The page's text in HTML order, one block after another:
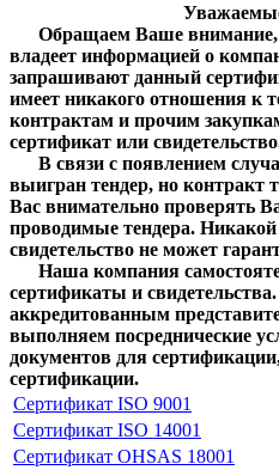
Обращаем Ваше внимание,
владеет информацией о
запрашивают данный
имеет никакого отношения к
контрактам и прочим
сертификат или
В связи с появлением
выигран тендер, но контракт
Вас внимательно проверять
проводимые тендера. Никакой
свидетельство не может
Наша компания
сертификаты и
аккредитованным
выполняем посреднические
документов для
сертификации.
Сертификат ISO 9001
Сертификат ISO 14001
Сертификат OHSAS 18001